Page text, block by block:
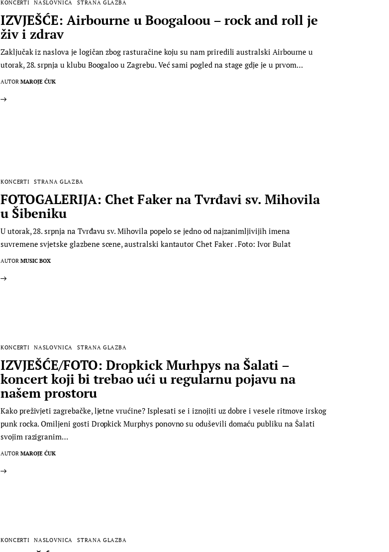
KONCERTI NASLOVNICA STRANA GLAZBA
IZVJEŠĆE: Airbourne u Boogaloou – rock and roll je
živ i zdrav
Zaključak iz naslova je logičan zbog rasturačine koju su nam priredili australski Airbourne u
utorak, 28. srpnja u klubu Boogaloo u Zagrebu. Već sami pogled na stage gdje je u prvom…
AUTOR MAROJE ĆUK
KONCERTI STRANA GLAZBA
FOTOGALERIJA: Chet Faker na Tvrđavi sv. Mihovila
u Šibeniku
U utorak, 28. srpnja na Tvrđavu sv. Mihovila popelo se jedno od najzanimljivijih imena
suvremene svjetske glazbene scene, australski kantautor Chet Faker . Foto: Ivor Bulat
AUTOR MUSIC BOX
KONCERTI NASLOVNICA STRANA GLAZBA
IZVJEŠĆE/FOTO: Dropkick Murhpys na Šalati –
koncert koji bi trebao ući u regularnu pojavu na
našem prostoru
Kako preživjeti zagrebačke, ljetne vrućine? Isplesati se i iznojiti uz dobre i vesele ritmove irskog
punk rocka. Omiljeni gosti Dropkick Murphys ponovno su oduševili domaću publiku na Šalati
svojim razigranim…
AUTOR MAROJE ĆUK
KONCERTI NASLOVNICA STRANA GLAZBA